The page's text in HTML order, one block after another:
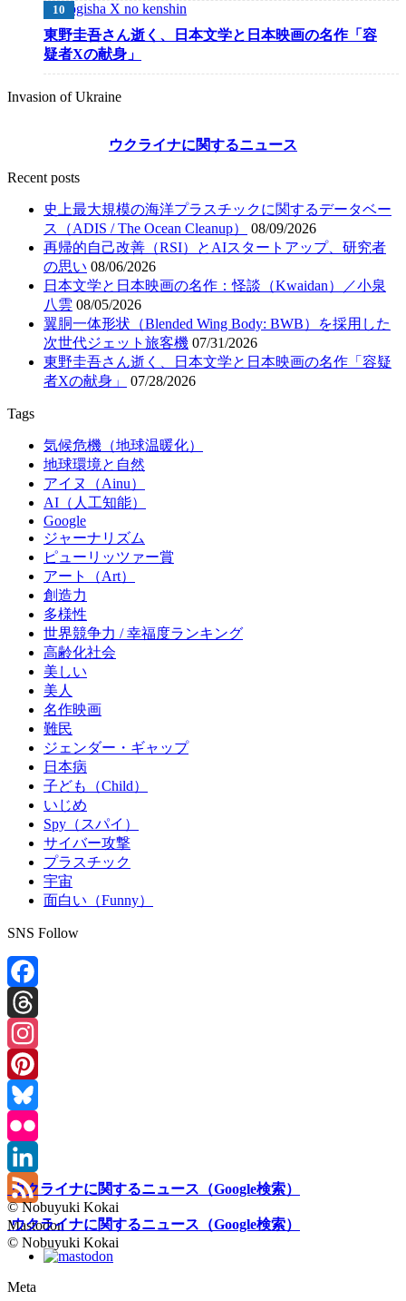
東野圭吾さん逝く、日本文学と日本映画の名作「容
疑者Xの献身」
Invasion of Ukraine
ウクライナに関するニュース
Recent posts
史上最大規模の海洋プラスチックに関するデータベー
ス（ADIS / The Ocean Cleanup）
08/09/2026
再帰的自己改善（RSI）とAIスタートアップ、研究者
の思い 08/06/2026
日本文学と日本映画の名作：怪談（Kwaidan）／小泉
八雲 08/05/2026
翼胴一体形状（Blended Wing Body: BWB）を採用した
次世代ジェット旅客機 07/31/2026
東野圭吾さん逝く、日本文学と日本映画の名作「容疑
者Xの献身」
07/28/2026
Tags
気候危機（地球温暖化）
地球環境と自然
アイヌ（Ainu）
AI（人工知能）
Google
ジャーナリズム
ピューリッツァー賞
アート（Art）
創造力
多様性
世界競争力 / 幸福度ランキング
高齢化社会
美しい
美人
名作映画
難民
ジェンダー・ギャップ
日本病
子ども（Child）
いじめ
Spy（スパイ）
サイバー攻撃
プラスチック
宇宙
面白い（Funny）
SNS Follow
Facebook
Threads
Instagram
Pinterest
Bluesky
Flickr
LinkedIn
Feed
Mastodon
Meta
ウクライナに関するニュース（Google検索）
© Nobuyuki Kokai
ウクライナに関するニュース（Google検索）
© Nobuyuki Kokai